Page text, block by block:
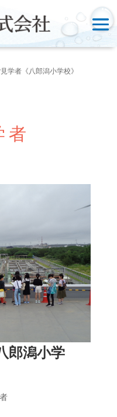
学者《八郎潟小学校》
者
郎潟小学